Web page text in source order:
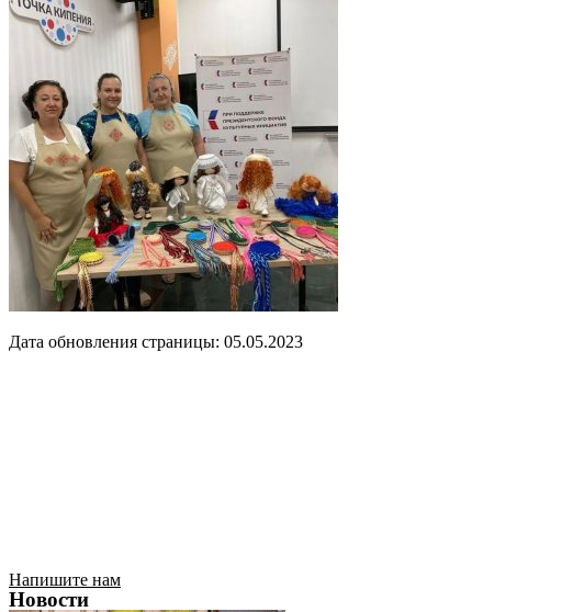
Дата обновления страницы: 05.05.2023
Напишите нам
Новости